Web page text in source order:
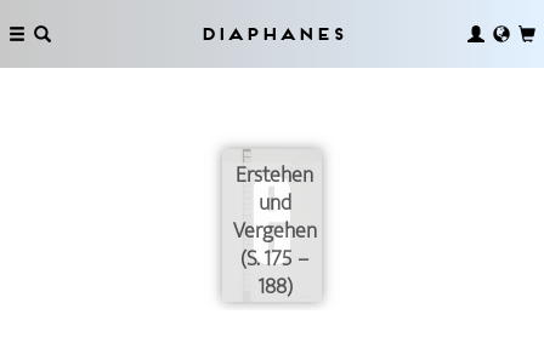
Diaphanes
Erstehen
und
Vergehen
(S. 175 –
188)